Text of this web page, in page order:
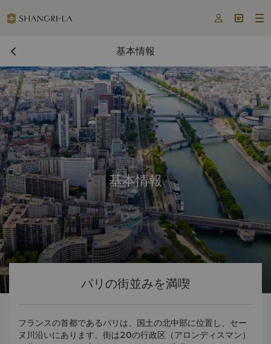
  
基本情報
基本情報
パリの街並みを満喫
フランスの首都であるパリは、国土の北中部に位置し、セー
ヌ川沿いにあります。街は20の行政区（アロンディスマン）